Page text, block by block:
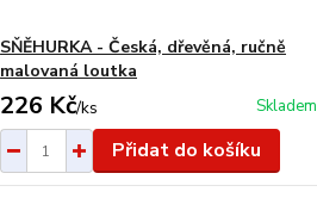
SŇĚHURKA - Česká, dřevěná, ručně
malovaná loutka
226 Kč/ks Skladem
Přidat do košíku